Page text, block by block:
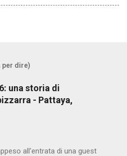
per dire)
una storia di
- Pattaya,
all'entrata di una guest